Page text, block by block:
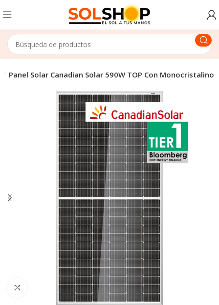
Panel Solar Canadian Solar 590W TOP Con Monocristalino
Haga Click para agrandar